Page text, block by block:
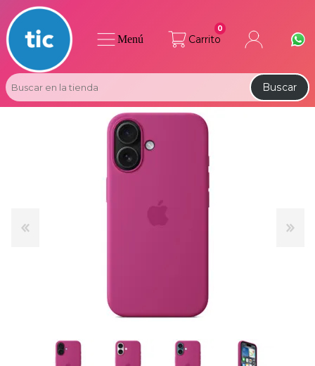
Carrito
0
Buscar
Menú